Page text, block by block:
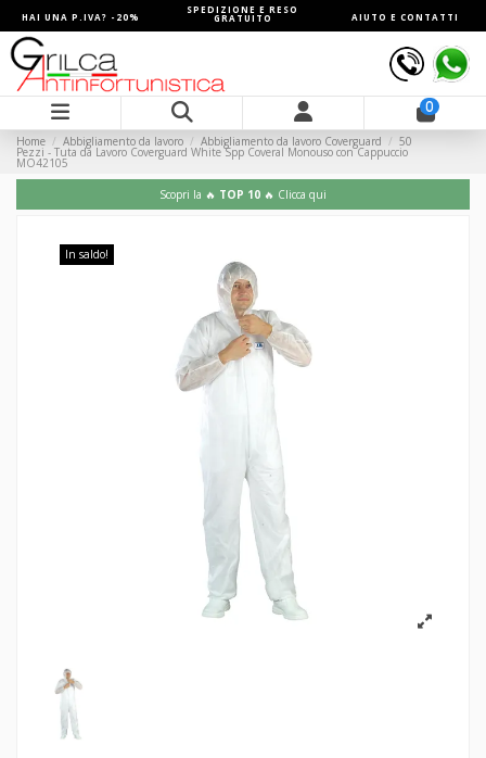
HAI UNA P.IVA? -20%
SPEDIZIONE E RESO
GRATUITO AIUTO E CONTATTI
0
Home Abbigliamento da lavoro Abbigliamento da lavoro Coverguard 50
Pezzi - Tuta da Lavoro Coverguard White Spp Coveral Monouso con Cappuccio
MO42105
Scopri la 🔥 TOP 10 🔥 Clicca qui
In saldo!